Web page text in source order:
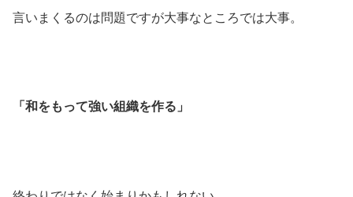
言いまくるのは問題ですが大事なところでは大事。
「和をもって強い組織を作る」